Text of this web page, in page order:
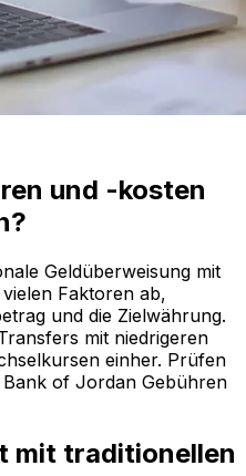
und -kosten
Geldüberweisung mit
Faktoren ab,
und die Zielwährung.
mit niedrigeren
einher. Prüfen
Bank of Jordan Gebühren
mit traditionellen